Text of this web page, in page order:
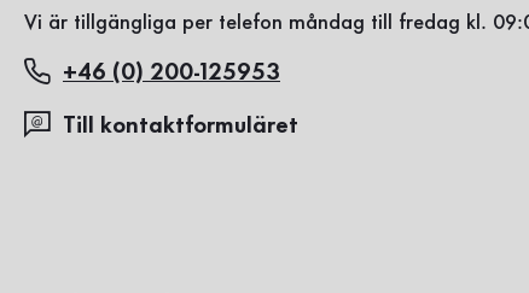
Vi är tillgängliga per telefon måndag till fredag kl.
+46 (0) 200-125953
Till kontaktformuläret